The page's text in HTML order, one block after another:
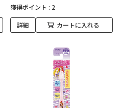
獲得ポイント : 2
詳細 カートに入れる